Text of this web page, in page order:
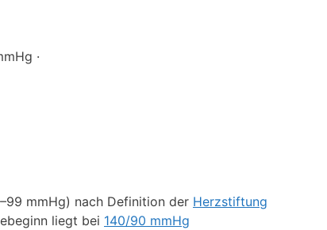
·
mmHg) nach Definition der Herzstiftung
liegt bei 140/90 mmHg